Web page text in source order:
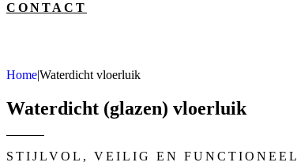
CONTACT
Home|Waterdicht vloerluik
Waterdicht (glazen) vloerluik
STIJLVOL, VEILIG EN FUNCTIONEEL